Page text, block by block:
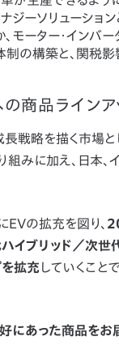
ジーソリューショ
モーター・インバー
の構築と、関税影
商品ラインア
戦略を描く市場と
みに加え、日本、
の拡充を図り、
イブリッド／次世
を拡充 していくこと
にあった商品をお